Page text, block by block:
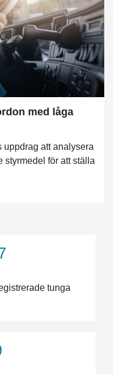
med låga
uppdrag att analysera
styrmedel för att ställa
tunga